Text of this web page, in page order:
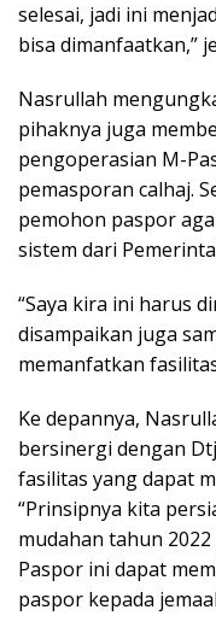
selesai, jadi ini
bisa dimanfaatkan,”
Nasrullah
pihaknya juga
pengoperasian M-
pemasporan calhaj.
pemohon paspor
sistem dari
“Saya kira ini harus
disampaikan juga
memanfatkan
Ke depannya,
bersinergi dengan
fasilitas yang dapat
“Prinsipnya kita
mudahan tahun
Paspor ini dapat
paspor kepada